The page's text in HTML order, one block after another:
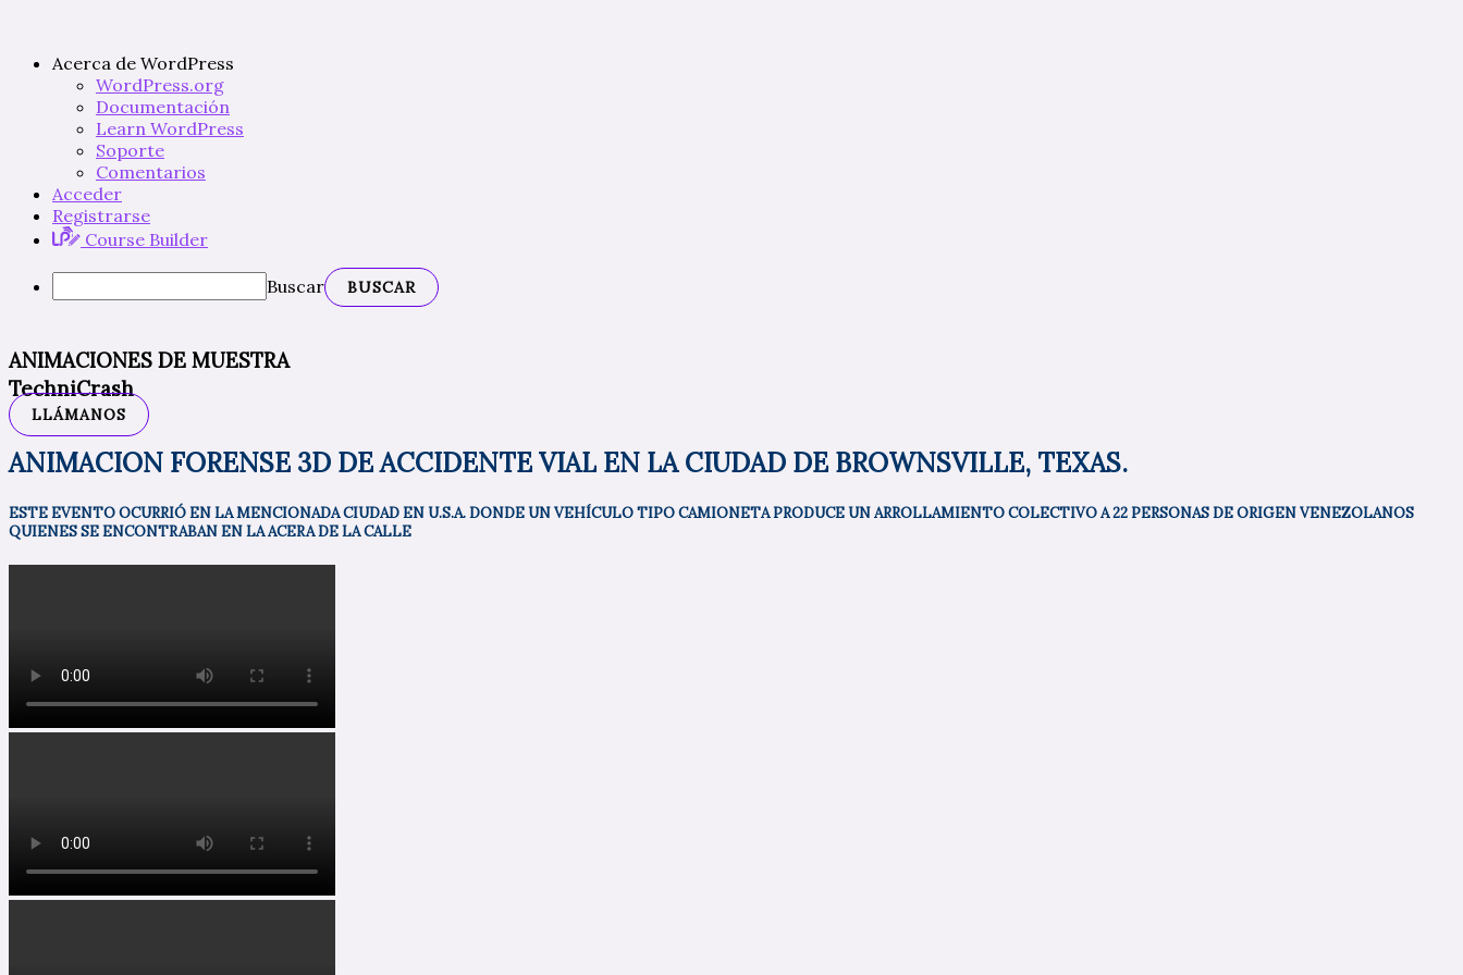
Acerca de WordPress
WordPress.org
Documentación
Learn WordPress
Soporte
Comentarios
Acceder
Registrarse
Course Builder
Buscar
ANIMACIONES DE MUESTRA
TechniCrash
LLÁMANOS
ANIMACION FORENSE 3D DE ACCIDENTE VIAL EN LA CIUDAD DE BROWNSVILLE, TEXAS.
ESTE EVENTO OCURRIÓ EN LA MENCIONADA CIUDAD EN U.S.A. DONDE UN VEHÍCULO TIPO CAMIONETA PRODUCE UN ARROLLAMIENTO COLECTIVO A 22 PERSONAS DE ORIGEN VENEZOLANOS
QUIENES SE ENCONTRABAN EN LA ACERA DE LA CALLE